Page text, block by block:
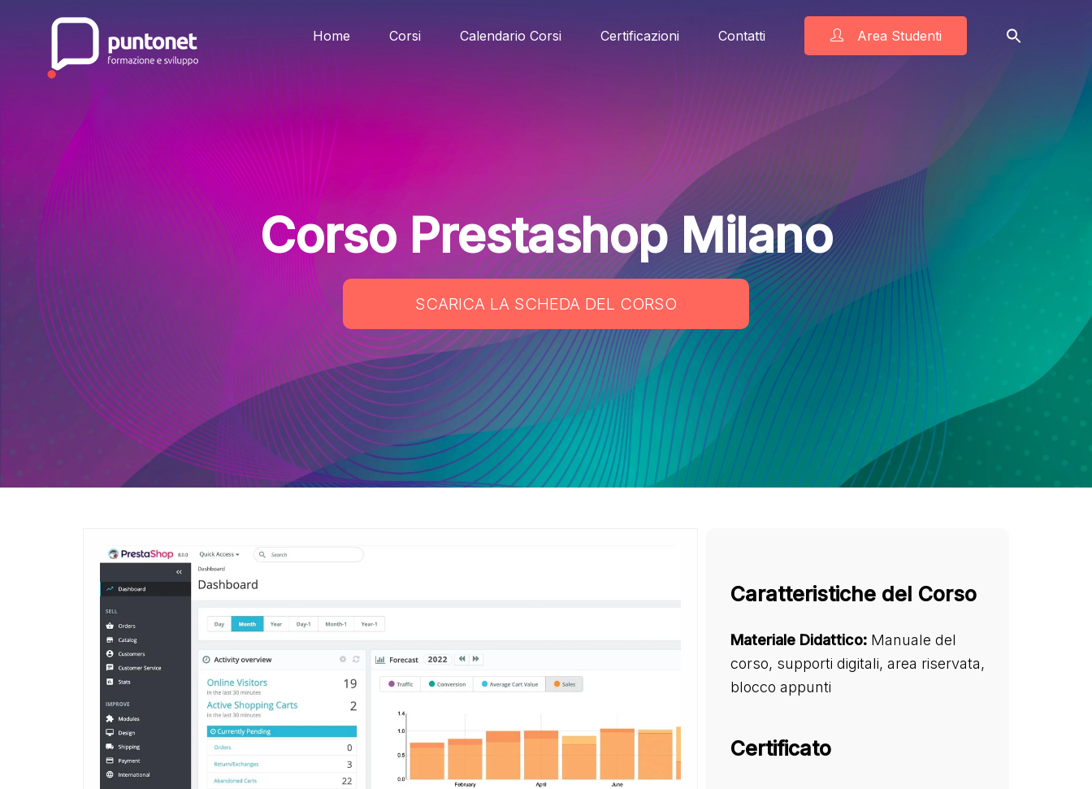
Home Corsi Calendario Corsi Certificazioni Contatti Area Studenti
Corso Prestashop Milano
SCARICA LA SCHEDA DEL CORSO
Caratteristiche del Corso
Materiale Didattico:Manuale del
corso, supporti digitali, area riservata,
blocco appunti
Certificato